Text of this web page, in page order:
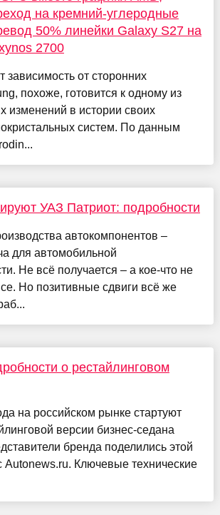
на кремний-углеродные
50% линейки Galaxy S27 на
2700
зависимость от сторонних
похоже, готовится к одному из
изменений в истории своих
систем. По данным
УАЗ Патриот: подробности
автокомпонентов –
для автомобильной
Не всё получается – а кое-что не
Но позитивные сдвиги всё же
о рестайлинговом
на российском рынке стартуют
версии бизнес-седана
бренда поделились этой
Ключевые технические